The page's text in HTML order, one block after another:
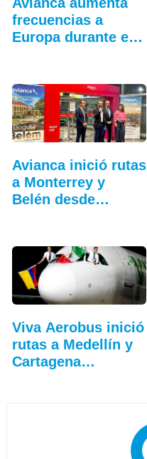
frecuencias a
Europa durante el
Avianca inició rutas
a Monterrey y
Belén desde
Viva Aerobus inició
rutas a Medellín y
Cartagena…